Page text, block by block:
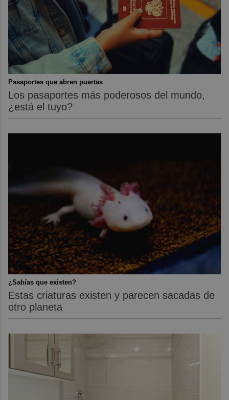
Pasaportes que abren puertas
Los pasaportes más poderosos del mundo,
¿está el tuyo?
¿Sabías que existen?
Estas criaturas existen y parecen sacadas de
otro planeta